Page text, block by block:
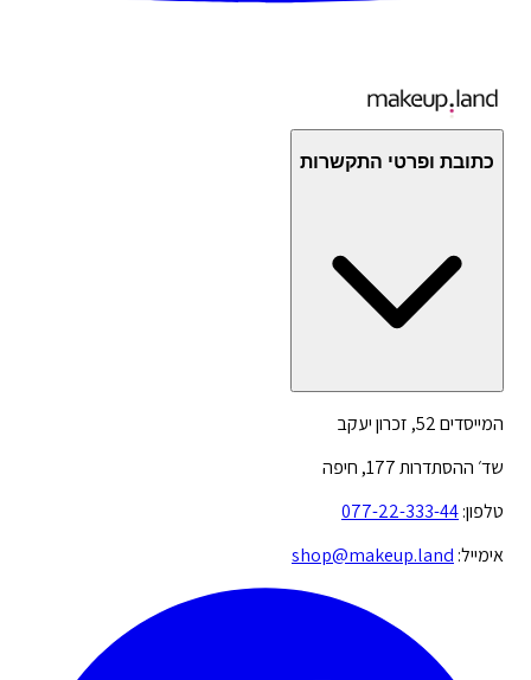
כתובת ופרטי התקשרות
המייסדים 52, זכרון יעקב
שד׳ ההסתדרות 177, חיפה
טלפון:077-22-333-44
אימייל: shop@makeup.land